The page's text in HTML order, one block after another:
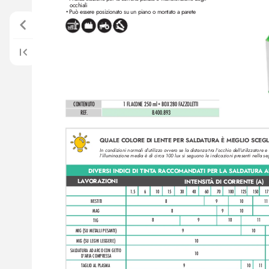
CONTENUTO 1 FLACONE 250 ml + BOX 280 FAZZOLETTI
REF. 8.400.893
1. 5 6 10 15 30 40 60 70 100 125 150 17
IVESTITI
MAG
TIG
MIG (SU METALLI PESANTI)
MIG (SU LEGHI LEGGERE)
SALDATURA AD ARCO CON GETTO
D'ARIA COMPRESSA
TAGLIO AL PLASMA
8
8
8
9
9
9
9
10
10
9 10 11
10
10 11
10
10
11
INTENSITÀ DI CORRENTE (A)
LAVORAZIONI
DIVERSI INDICI DI TINTA RACCOMANDATI PER LA SALDATURA
QUALE COLORE DI LENTE PER SALDATURA È MEGLIO
In condizioni normali d’utilizzo ovvero se la distanza tra l’occhio dell’utilizzatore e
l’illuminazione media è di circa 100 lux si seguono le indicazioni presenti nella
occhiali
• Può essere posizionato su un piano o montato a parete